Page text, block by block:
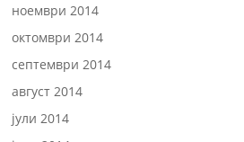
ноември 2014
октомври 2014
септември 2014
август 2014
јули 2014